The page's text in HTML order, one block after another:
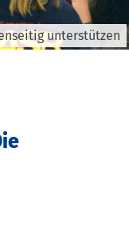
unterstützen